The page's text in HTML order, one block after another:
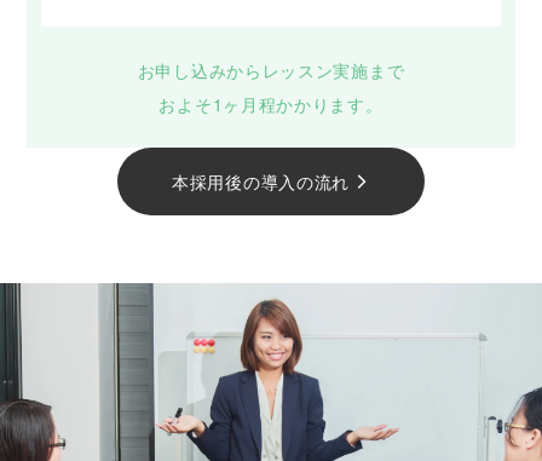
お申し込みからレッスン実施まで
およそ1ヶ月程かかります。
本採用後の導入の流れ arrow_forward_ios